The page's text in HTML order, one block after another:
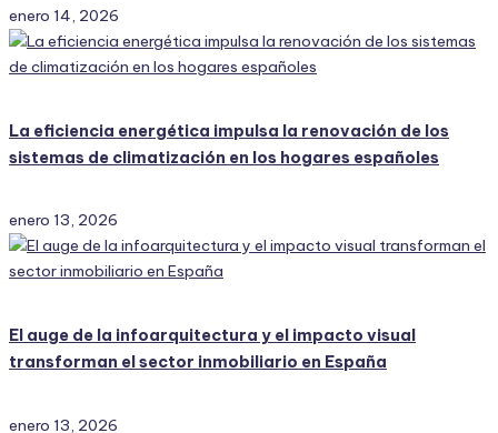
enero 14, 2026
La eficiencia energética impulsa la renovación de los
sistemas de climatización en los hogares españoles
enero 13, 2026
El auge de la infoarquitectura y el impacto visual
transforman el sector inmobiliario en España
enero 13, 2026